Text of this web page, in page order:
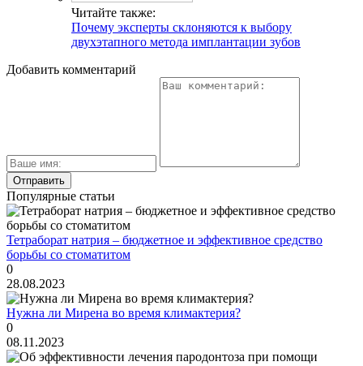
Читайте также:
Почему эксперты склоняются к выбору
двухэтапного метода имплантации зубов
Добавить комментарий
Популярные статьи
Тетраборат натрия – бюджетное и эффективное средство
борьбы со стоматитом
0
28.08.2023
Нужна ли Мирена во время климактерия?
0
08.11.2023